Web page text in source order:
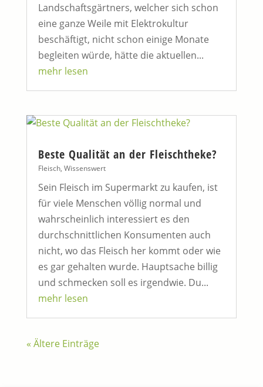
Landschaftsgärtners, welcher sich schon
eine ganze Weile mit Elektrokultur
beschäftigt, nicht schon einige Monate
begleiten würde, hätte die aktuellen...
mehr lesen
Beste Qualität an der Fleischtheke?
Fleisch, Wissenswert
Sein Fleisch im Supermarkt zu kaufen, ist
für viele Menschen völlig normal und
wahrscheinlich interessiert es den
durchschnittlichen Konsumenten auch
nicht, wo das Fleisch her kommt oder wie
es gar gehalten wurde. Hauptsache billig
und schmecken soll es irgendwie. Du...
mehr lesen
« Ältere Einträge